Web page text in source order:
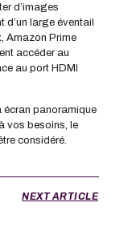
d’images
d’un large éventail
Amazon Prime
accéder au
au port HDMI
écran panoramique
vos besoins, le
considéré.
NEXT ARTICLE